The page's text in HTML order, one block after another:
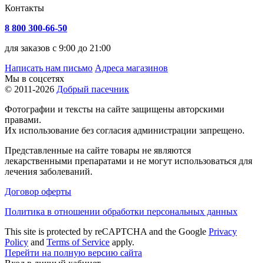
Контакты
8 800 300-66-50
для заказов с 9:00 до 21:00
Написать нам письмо Адреса магазинов
Мы в соцсетях
© 2011-2026 Добрый пасечник
Фотографии и тексты на сайте защищены авторскими
правами.
Их использование без согласия администрации запрещено.
Представленные на сайте товары не являются
лекарственными препаратами и не могут использоваться для
лечения заболеваний.
Договор оферты
Политика в отношении обработки персональных данных
This site is protected by reCAPTCHA and the Google Privacy
Policy and Terms of Service apply.
Перейти на полную версию сайта